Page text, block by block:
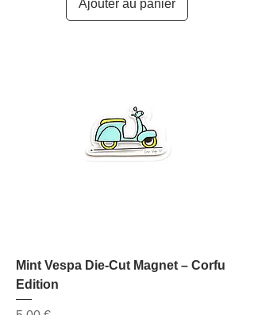
Ajouter au panier
Mint Vespa Die-Cut Magnet – Corfu
Edition